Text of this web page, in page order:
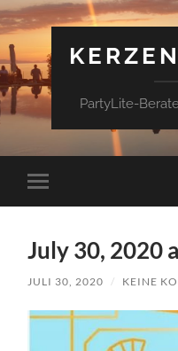
PartyLite-
Mobile-
Menü
July 30, 2020
JULI 30, 2020 / KEINE